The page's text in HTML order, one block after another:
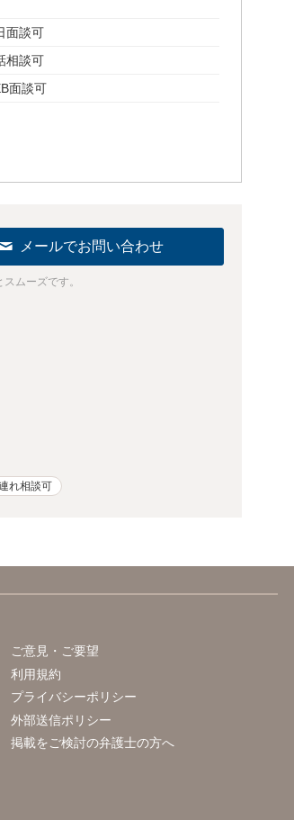
面談可
相談可
面談可
メールでお問い合わせ
ムーズです。
れ相談可
ご意見・ご要望
利用規約
プライバシーポリシー
外部送信ポリシー
掲載をご検討の弁護士の方へ